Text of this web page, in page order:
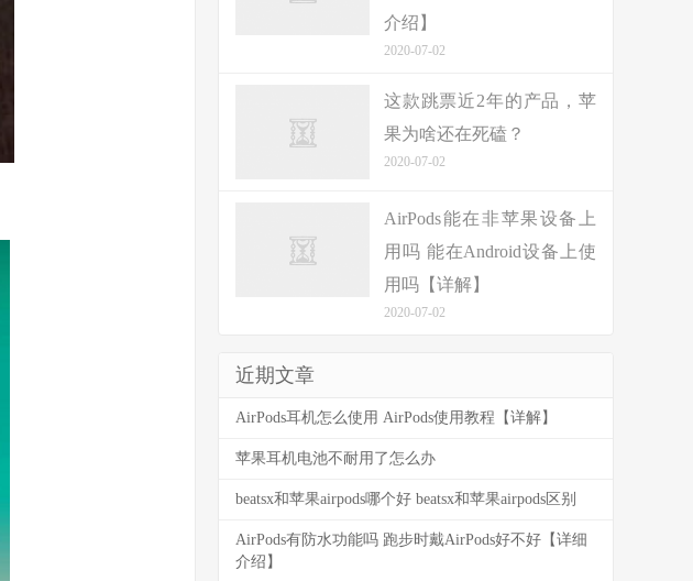
介绍】
2020-07-02
这款跳票近2年的产品，苹
果为啥还在死磕？
2020-07-02
AirPods能在非苹果设备上
用吗 能在Android设备上使
用吗【详解】
2020-07-02
近期文章
AirPods耳机怎么使用 AirPods使用教程【详解】
苹果耳机电池不耐用了怎么办
beatsx和苹果airpods哪个好 beatsx和苹果airpods区别
AirPods有防水功能吗 跑步时戴AirPods好不好【详细
介绍】